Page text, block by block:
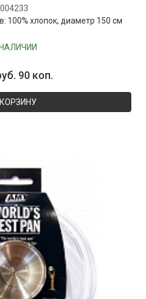
004233
100% хлопок, диаметр 150 см
90 коп.